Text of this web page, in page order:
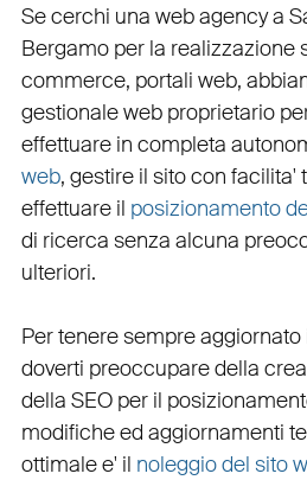
Se cerchi una web agency a
Bergamo per la realizzazione
commerce, portali web,
gestionale webproprietario
effettuare in completa
web, gestire il sito con facilita'
effettuare il posizionamento
di ricerca senza alcuna
ulteriori.
Per tenere sempre
doverti preoccupare della
della SEOper il
modifiche ed aggiornamenti
ottimale e' il noleggio del sito